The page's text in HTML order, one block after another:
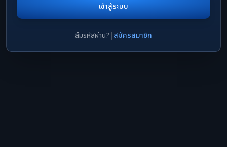
เข้าสู่ระบบ
ลืมรหัสผ่าน? |สมัครสมาชิก